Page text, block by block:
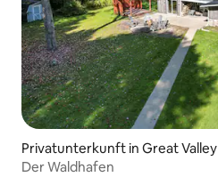
Privatunterkunft in Great Valley
Der Waldhafen